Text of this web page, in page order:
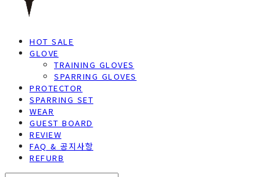
HOT SALE
GLOVE
TRAINING GLOVES
SPARRING GLOVES
PROTECTOR
SPARRING SET
WEAR
GUEST BOARD
REVIEW
FAQ & 공지사항
REFURB